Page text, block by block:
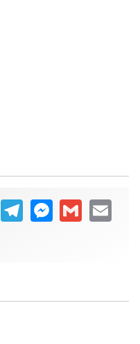
MessageTelegramMessenger
Gmail Email